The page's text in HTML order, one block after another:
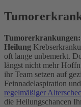
Heilung
oft lange unbemerkt.
längst nicht mehr
ihr Team setzen auf
Feinnadelaspiration
regelmäßiger
die Heilungschancen